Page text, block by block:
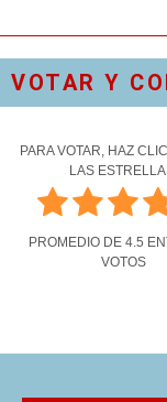
VOTAR Y
PARA VOTAR, HAZ
LAS
PROMEDIO DE 4.5
VOTOS